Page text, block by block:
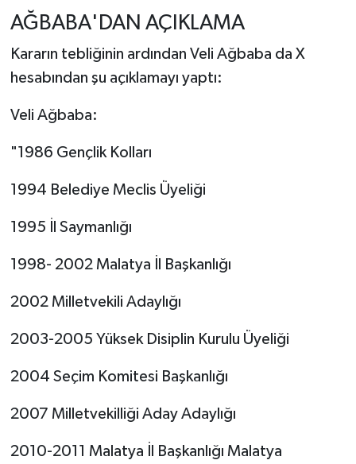
AĞBABA'DAN AÇIKLAMA
Kararın tebliğinin ardından Veli Ağbaba da X
hesabından şu açıklamayı yaptı:
Veli Ağbaba:
"1986 Gençlik Kolları
1994 Belediye Meclis Üyeliği
1995 İl Saymanlığı
1998- 2002 Malatya İl Başkanlığı
2002 Milletvekili Adaylığı
2003-2005 Yüksek Disiplin Kurulu Üyeliği
2004 Seçim Komitesi Başkanlığı
2007 Milletvekilliği Aday Adaylığı
2010-2011 Malatya İl Başkanlığı Malatya